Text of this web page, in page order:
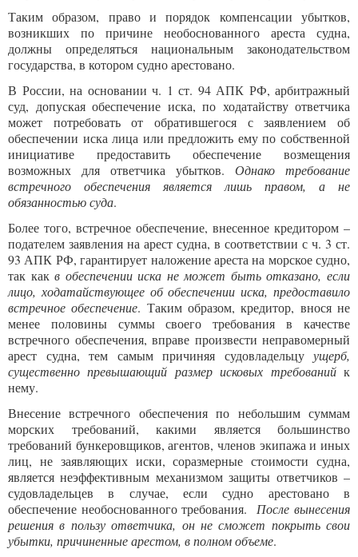
Таким образом, право и порядок компенсации убытков,
возникших по причине необоснованного ареста судна,
должны определяться национальным законодательством
государства, в котором судно арестовано.
В России, на основании ч. 1 ст. 94 АПК РФ, арбитражный
суд, допуская обеспечение иска, по ходатайству ответчика
может потребовать от обратившегося с заявлением об
обеспечении иска лица или предложить ему по собственной
инициативе предоставить обеспечение возмещения
возможных для ответчика убытков. Однако требование
встречного обеспечения является лишь правом, а не
обязанностью суда.
Более того, встречное обеспечение, внесенное кредитором –
подателем заявления на арест судна, в соответствии с ч. 3 ст.
93 АПК РФ, гарантирует наложение ареста на морское судно,
так какв обеспечении иска не может быть отказано, если
лицо, ходатайствующее об обеспечении иска, предоставило
встречное обеспечение. Таким образом, кредитор, внося не
менее половины суммы своего требования в качестве
встречного обеспечения, вправе произвести неправомерный
арест судна, тем самым причиняя судовладельцу ущерб,
существенно превышающий размер исковых требованийк
нему.
Внесение встречного обеспечения по небольшим суммам
морских требований, какими является большинство
требований бункеровщиков, агентов, членов экипажа и иных
лиц, не заявляющих иски, соразмерные стоимости судна,
является неэффективным механизмом защиты ответчиков –
судовладельцев в случае, если судно арестовано в
обеспечение необоснованного требования. После вынесения
решения в пользу ответчика, он не сможет покрыть свои
убытки, причиненные арестом, в полном объеме.